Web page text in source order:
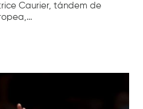
Caurier, tándem de